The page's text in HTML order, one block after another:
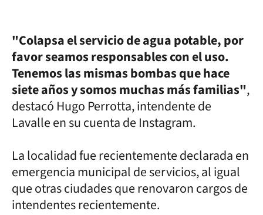
"Colapsa el servicio de agua potable, por
favor seamos responsables con el uso.
Tenemos las mismas bombas que hace
siete años y somos muchas más familias",
destacó Hugo Perrotta, intendente de
Lavalle en su cuenta de Instagram.
La localidad fue recientemente declarada en
emergencia municipal de servicios, al igual
que otras ciudades que renovaron cargos de
intendentes recientemente.